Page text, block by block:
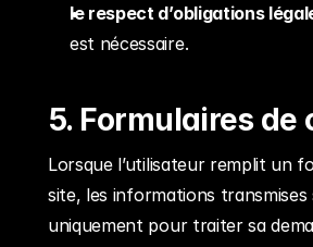
le respect d’obligations
est nécessaire.
5. Formulaires de
Lorsque l’utilisateur remplit un
site, les informations transmises
uniquement pour traiter sa